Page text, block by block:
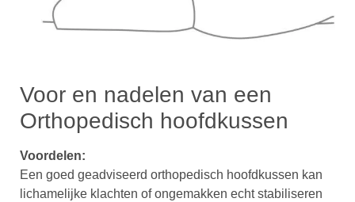
Voor en nadelen van een
Orthopedisch hoofdkussen
Voordelen:
Een goed geadviseerd orthopedisch hoofdkussen kan
lichamelijke klachten of ongemakken echt stabiliseren